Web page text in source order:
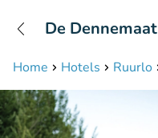
Home Hotels Ruurlo
De Dennemaat